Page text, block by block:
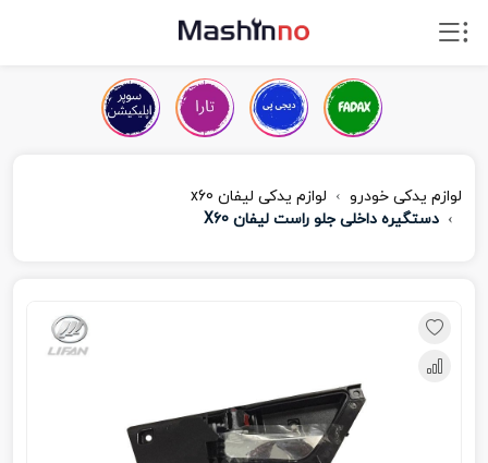
لوازم یدکی خودرو
لوازم یدکی لیفان x60
دستگیره داخلی جلو راست لیفان X60